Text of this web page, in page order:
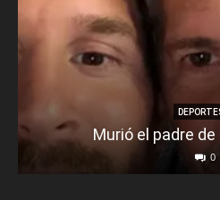
Murió el padre
0